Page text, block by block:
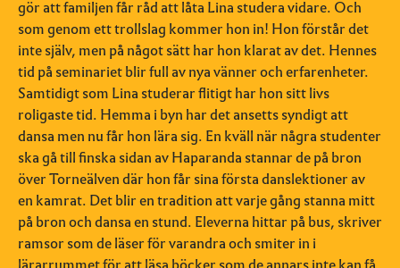
gör att familjen får råd att låta Lina studera vidare. Och
som genom ett trollslag kommer hon in! Hon förstår det
inte själv, men på något sätt har hon klarat av det. Hennes
tid på seminariet blir full av nya vänner och erfarenheter.
Samtidigt som Lina studerar flitigt har hon sitt livs
roligaste tid. Hemma i byn har det ansetts syndigt att
dansa men nu får hon lära sig. En kväll när några studenter
ska gå till finska sidan av Haparanda stannar de på bron
över Torneälven där hon får sina första danslektioner av
en kamrat. Det blir en tradition att varje gång stanna mitt
på bron och dansa en stund. Eleverna hittar på bus, skriver
ramsor som de läser för varandra och smiter in i